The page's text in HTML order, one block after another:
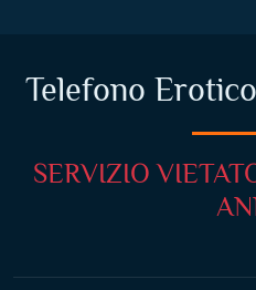
Telefono
SERVIZIO